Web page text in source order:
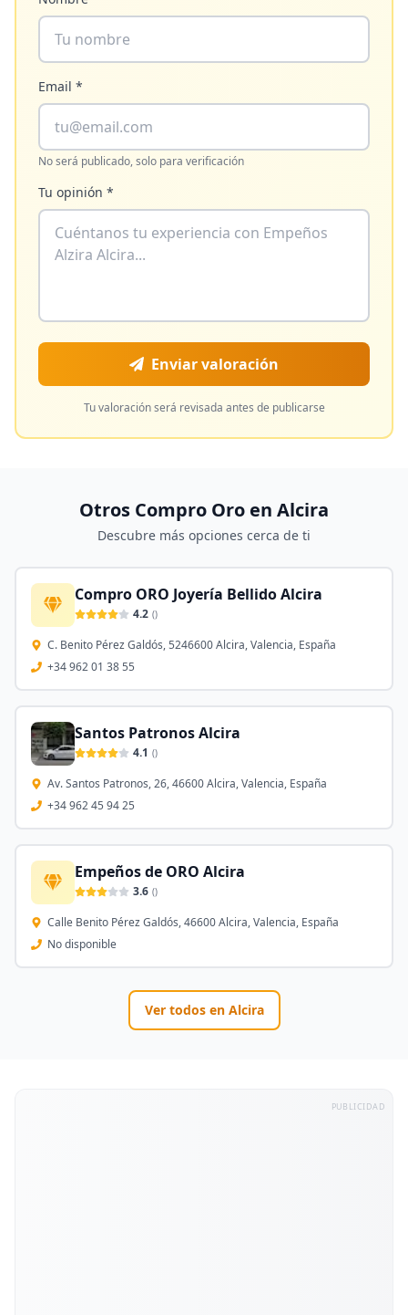
Email *
No será publicado, solo para verificación
Tu opinión *
Enviar valoración
Tu valoración será revisada antes de publicarse
Otros Compro Oro en Alcira
Descubre más opciones cerca de ti
Compro ORO Joyería Bellido Alcira
4.2 ()
C. Benito Pérez Galdós, 5246600 Alcira, Valencia, España
+34 962 01 38 55
Santos Patronos Alcira
4.1 ()
Av. Santos Patronos, 26, 46600 Alcira, Valencia, España
+34 962 45 94 25
Empeños de ORO Alcira
3.6 ()
Calle Benito Pérez Galdós, 46600 Alcira, Valencia, España
No disponible
Ver todos en Alcira
PUBLICIDAD